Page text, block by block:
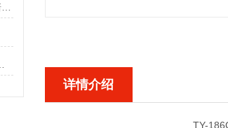
RHTE-3042型 可视化制冷性能测试培训装置
详情介绍
TY-